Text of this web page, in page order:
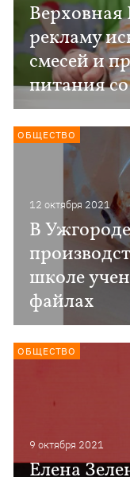
Верховная
рекламу
смесей и
питания
12 октября 2021
В
школе
файлах
ОБЩЕСТВО
9 октября 2021
Елена
ОБЩЕСТВО